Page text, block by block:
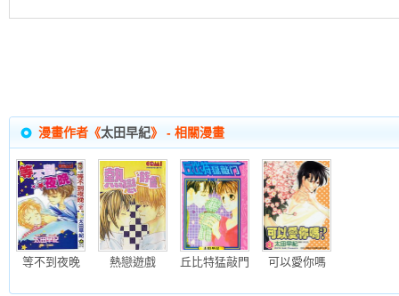
漫畫作者《太田早紀》 - 相關漫畫
等不到夜晚 熱戀遊戲 丘比特猛敲門 可以愛你嗎